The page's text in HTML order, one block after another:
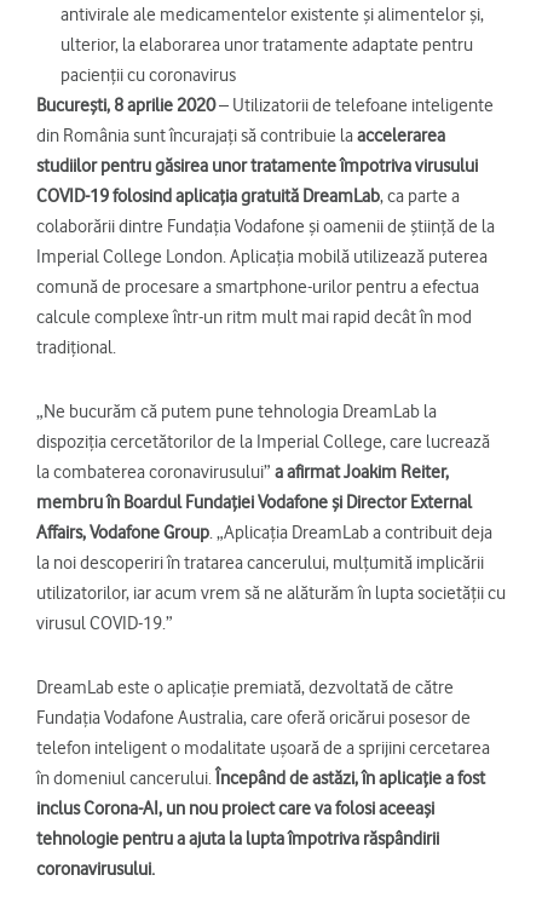
antivirale ale medicamentelor existente și alimentelor și,
ulterior, la elaborarea unor tratamente adaptate pentru
pacienții cu coronavirus
București, 8 aprilie 2020– Utilizatorii de telefoane inteligente
din România sunt încurajați să contribuie laaccelerarea
studiilor pentru găsirea unor tratamente împotriva virusului
COVID-19 folosind aplicația gratuită DreamLab, ca parte a
colaborării dintre Fundația Vodafone și oamenii de știință de la
Imperial College London. Aplicația mobilă utilizează puterea
comună de procesare a smartphone-urilor pentru a efectua
calcule complexe într-un ritm mult mai rapid decât în mod
tradițional.
„Ne bucurăm că putem pune tehnologia DreamLab la
dispoziția cercetătorilor de la Imperial College, care lucrează
la combaterea coronavirusului” a afirmat Joakim Reiter,
membru în Boardul Fundației Vodafone și Director External
Affairs, Vodafone Group. „Aplicația DreamLab a contribuit deja
la noi descoperiri în tratarea cancerului, mulțumită implicării
utilizatorilor, iar acum vrem să ne alăturăm în lupta societății cu
virusul COVID-19.”
DreamLab este o aplicație premiată, dezvoltată de către
Fundația Vodafone Australia, care oferă oricărui posesor de
telefon inteligent o modalitate ușoară de a sprijini cercetarea
în domeniul cancerului.Începând de astăzi, în aplicație a fost
inclus Corona-AI, un nou proiect care va folosi aceeași
tehnologie pentru a ajuta la lupta împotriva răspândirii
coronavirusului.